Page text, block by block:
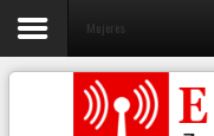
Mujeres